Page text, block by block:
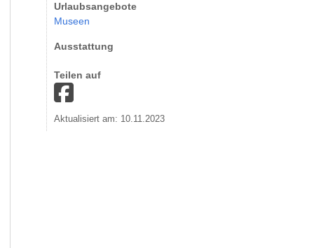
Urlaubsangebote
Museen
Ausstattung
Teilen auf
Aktualisiert am: 10.11.2023